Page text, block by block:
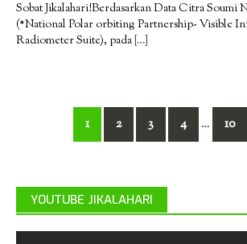
Sobat Jikalahari!Berdasarkan Data Citra Soumi
(*National Polar orbiting Partnership- Visible
Radiometer Suite), pada […]
navigation
1 2 3 4 … 10
YOUTUBE JIKALAHARI